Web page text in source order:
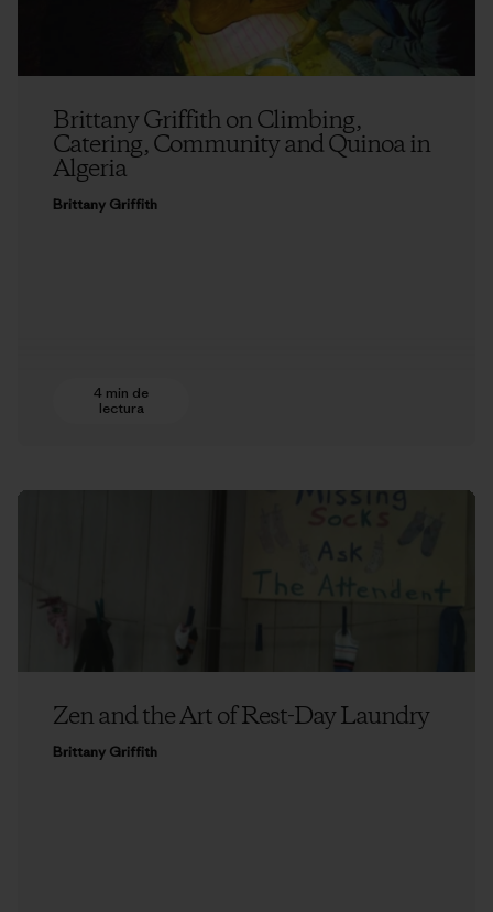
Brittany Griffith on Climbing,
Catering, Community and Quinoa in
Algeria
Brittany Griffith
4 min de
lectura
Zen and the Art of Rest-Day Laundry
Brittany Griffith